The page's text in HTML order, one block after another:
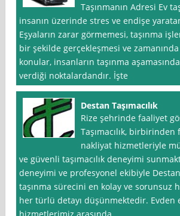
Taşınmanın Adresi Ev
insanın üzerinde stres ve endişe
Eşyaların zarar görmemesi, taşınma
bir şekilde gerçekleşmesi ve
konular, insanların taşınma
verdiği noktalardandır. İşte
Destan Taşımacılık
Rize şehrinde faaliyet
Taşımacılık, birbirinden
nakliyat hizmetleriyle
ve güvenli taşımacılık deneyimi
deneyimi ve profesyonel ekibiyle Destan
taşınma sürecini en kolay ve sorunsuz
her türlü detayı düşünmektedir. Evden